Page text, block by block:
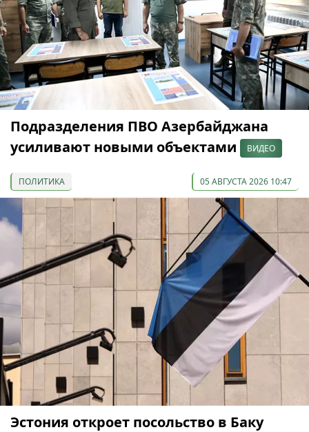
Подразделения ПВО Азербайджана
усиливают новыми объектами
ВИДЕО
ПОЛИТИКА 05 АВГУСТА 2026 10:47
Эстония откроет посольство в Баку